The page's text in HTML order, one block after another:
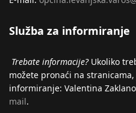
Služba za informiranje
Trebate informacije?Ukoliko
možete pronaći na
informiranje: Valentina
mail.